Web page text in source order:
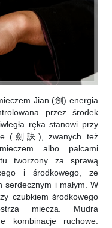
Jian (劍) energia
przez środek
ręka stanowi przy
(劍訣), zwanych też
albo palcami
tu tworzony za sprawą
i środkowego, ze
i małym. W
czubkiem środkowego
miecza. Mudra
kombinacje ruchowe.